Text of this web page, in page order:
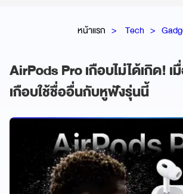
หน้าแรก Tech
AirPods Pro เกือบไม่ได้เกิด! เ
เกือบใช้ชื่ออื่นกับหูฟังรุ่นนี้